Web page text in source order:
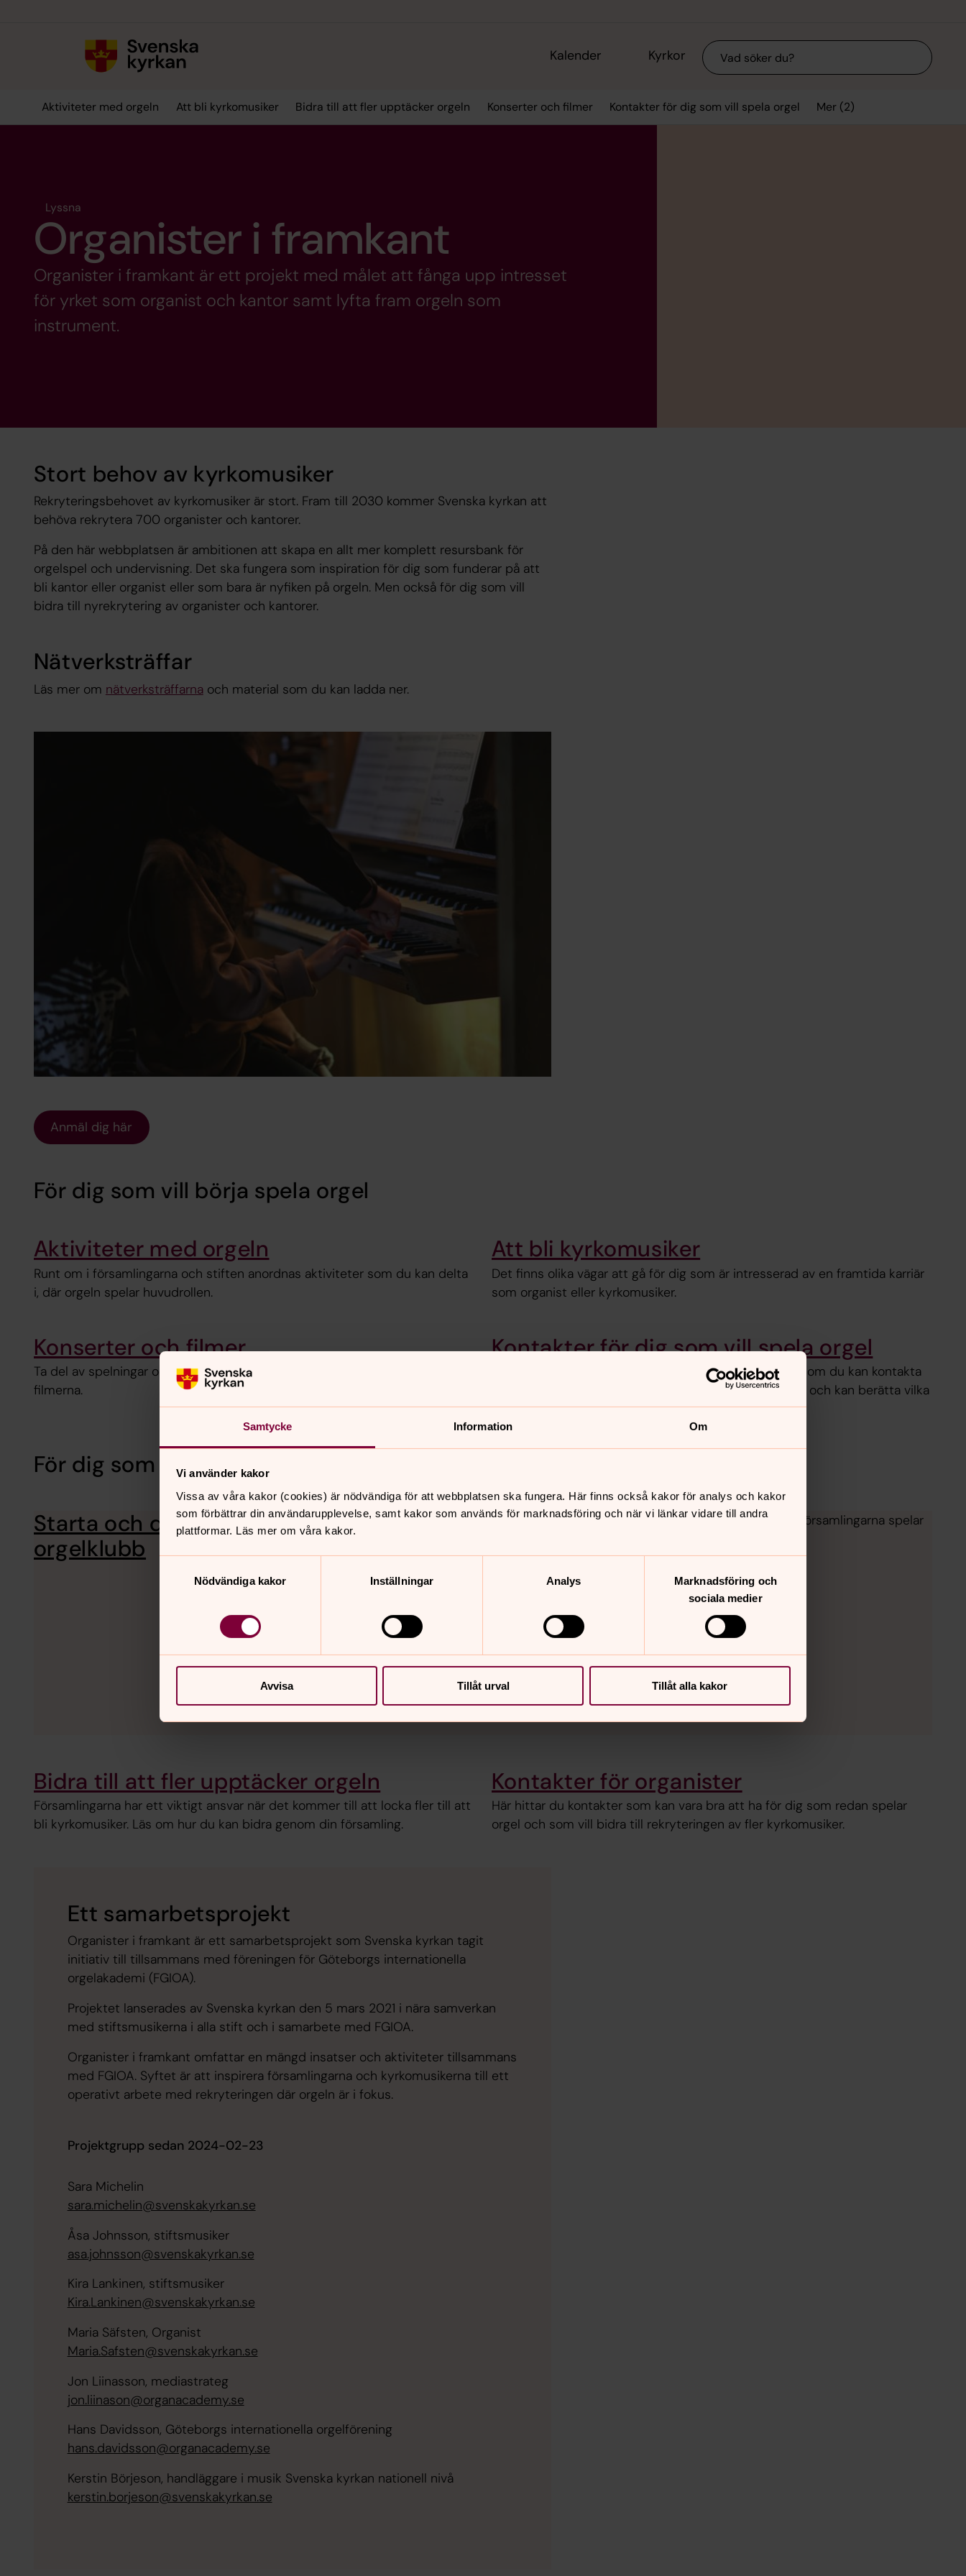
Samtycke Information Om
Vi använder kakor
Vissa av våra kakor (cookies) är nödvändiga för att webbplatsen ska fungera. Här finns också kakor för analys och kakor
som förbättrar din användarupplevelse, samt kakor som används för marknadsföring och när vi länkar vidare till andra
plattformar. Läs mer om våra kakor.
Nödvändiga kakor
Inställningar Analys
Marknadsföring och
sociala medier
Avvisa Tillåt urval Tillåt alla kakor
Kalender Kyrkor Sök
Aktiviteter med orgeln Att bli kyrkomusiker Bidra till att fler upptäcker orgeln Konserter och filmer Kontakter för dig som vill spela orgel Mer (2)
Lyssna
Organister i framkant
Organister i framkant är ett projekt med målet att fånga upp intresset
för yrket som organist och kantor samt lyfta fram orgeln som
instrument.
Stort behov av kyrkomusiker
Rekryteringsbehovet av kyrkomusiker är stort. Fram till 2030 kommer Svenska kyrkan att
behöva rekrytera 700 organister och kantorer.
På den här webbplatsen är ambitionen att skapa en allt mer komplett resursbank för
orgelspel och undervisning. Det ska fungera som inspiration för dig som funderar på att
bli kantor eller organist eller som bara är nyfiken på orgeln. Men också för dig som vill
bidra till nyrekrytering av organister och kantorer.
Nätverksträffar
Läs mer om nätverksträffarnaoch material som du kan ladda ner.
Anmäl dig här
För dig som vill börja spela orgel
Aktiviteter med orgeln
Runt om i församlingarna och stiften anordnas aktiviteter som du kan delta
i, där orgeln spelar huvudrollen.
Att bli kyrkomusiker
Det finns olika vägar att gå för dig som är intresserad av en framtida karriär
som organist eller kyrkomusiker.
Konserter och filmer
Ta del av spelningar och konserter eller lär dig mer om orgel i de informativa
filmerna.
Kontakter för dig som vill spela orgel
I varje stift finns musikkonsulenter eller stiftsmusiker som du kan kontakta
för vägledning. De hjälper dig som vill börja spela orgel och kan berätta vilka
orgelnätverk och kurser som du kan välja på.
För dig som är kyrkomusiker och vill bidra
Starta och driva en
orgelklubb
Orgelklubben bjuder in barnen till orgelmusikens fantastiska värld. Som mötes- och läroplats i församlingarna spelar
den en oerhört viktig roll för barnens väg in till orgeln.
Bidra till att fler upptäcker orgeln
Församlingarna har ett viktigt ansvar när det kommer till att locka fler till att
bli kyrkomusiker. Läs om hur du kan bidra genom din församling.
Kontakter för organister
Här hittar du kontakter som kan vara bra att ha för dig som redan spelar
orgel och som vill bidra till rekryteringen av fler kyrkomusiker.
Ett samarbetsprojekt
Organister i framkant är ett samarbetsprojekt som Svenska kyrkan tagit
initiativ till tillsammans med föreningen för Göteborgs internationella
orgelakademi (FGIOA).
Projektet lanserades av Svenska kyrkan den 5 mars 2021 i nära samverkan
med stiftsmusikerna i alla stift och i samarbete med FGIOA.
Organister i framkant omfattar en mängd insatser och aktiviteter tillsammans
med FGIOA. Syftet är att inspirera församlingarna och kyrkomusikerna till ett
operativt arbete med rekryteringen där orgeln är i fokus.
Projektgrupp sedan 2024-02-23
Sara Michelin
sara.michelin@svenskakyrkan.se
Åsa Johnsson, stiftsmusiker
asa.johnsson@svenskakyrkan.se
Kira Lankinen, stiftsmusiker
Kira.Lankinen@svenskakyrkan.se
Maria Säfsten, Organist
Maria.Safsten@svenskakyrkan.se
Jon Liinasson, mediastrateg
jon.liinason@organacademy.se
Hans Davidsson, Göteborgs internationella orgelförening
hans.davidsson@organacademy.se
Kerstin Börjeson, handläggare i musik Svenska kyrkan nationell nivå
kerstin.borjeson@svenskakyrkan.se